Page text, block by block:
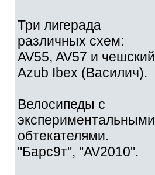
Три лигерада
различных схем:
AV55, AV57 и чешский
Azub Ibex (Василич).
Велосипеды с
экспериментальными
обтекателями.
"Барс9т", "AV2010".